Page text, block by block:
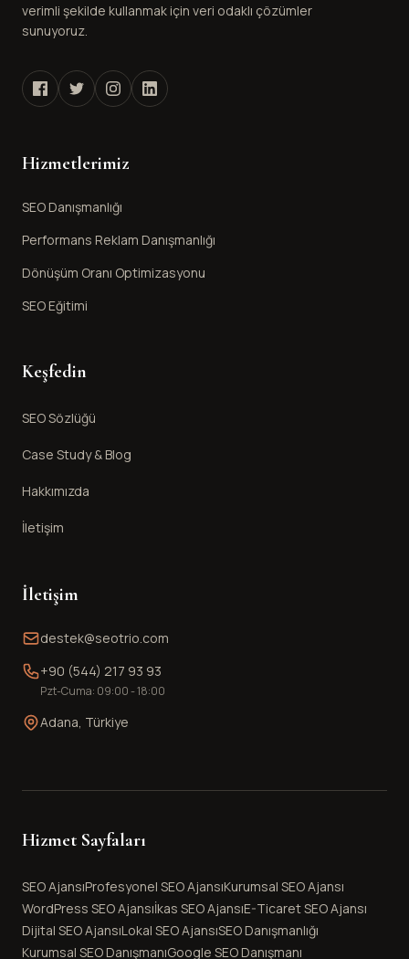
verimli şekilde kullanmak için veri odaklı çözümler
sunuyoruz.
Hizmetlerimiz
SEO Danışmanlığı
Performans Reklam Danışmanlığı
Dönüşüm Oranı Optimizasyonu
SEO Eğitimi
Keşfedin
SEO Sözlüğü
Case Study & Blog
Hakkımızda
İletişim
İletişim
destek@seotrio.com
+90 (544) 217 93 93
Pzt-Cuma: 09:00 - 18:00
Adana, Türkiye
Hizmet Sayfaları
SEO AjansıProfesyonel SEO AjansıKurumsal SEO Ajansı
WordPress SEO Ajansıİkas SEO AjansıE-Ticaret SEO Ajansı
Dijital SEO AjansıLokal SEO AjansıSEO Danışmanlığı
Kurumsal SEO DanışmanıGoogle SEO Danışmanı